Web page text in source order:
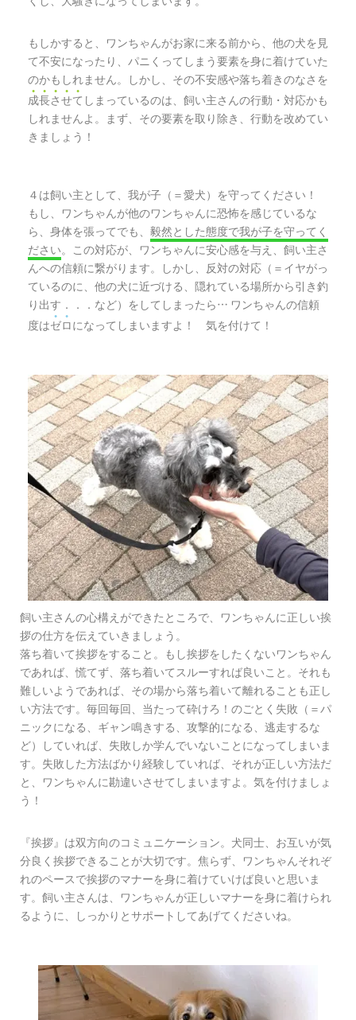
もしかすると、ワンちゃんがお家に来る前から、他の犬を見
て不安になったり、パニくってしまう要素を身に着けていた
のかもしれません。しかし、その不安感や落ち着きのなさを
成
●
長
●
さ
●
せ
●
て
●
しまっているのは、飼い主さんの行動・対応かも
しれませんよ。まず、その要素を取り除き、行動を改めてい
きましょう！
４は飼い主として、我が子（＝愛犬）を守ってください！
もし、ワンちゃんが他のワンちゃんに恐怖を感じているな
ら、身体を張ってでも、 毅然とした態度で我が子を守ってく
ださい。この対応が、ワンちゃんに安心感を与え、飼い主さ
んへの信頼に繋がります。しかし、反対の対応（＝イヤがっ
ているのに、他の犬に近づける、隠れている場所から引き釣
り出す．．．など）をしてしまったら … ワンちゃんの信頼
度はゼ
●
ロ
●
になってしまいますよ！ 気を付けて！
飼い主さんの心構えができたところで、ワンちゃんに正しい挨
拶の仕方を伝えていきましょう。
落ち着いて挨拶をすること。もし挨拶をしたくないワンちゃん
であれば、慌てず、落ち着いてスルーすれば良いこと。それも
難しいようであれば、その場から落ち着いて離れることも正し
い方法です。毎回毎回、当たって砕けろ！のごとく失敗（＝パ
ニックになる、ギャン鳴きする、攻撃的になる、逃走するな
ど）していれば、失敗しか学んでいないことになってしまいま
す。失敗した方法ばかり経験していれば、それが正しい方法だ
と、ワンちゃんに勘違いさせてしまいますよ。気を付けましょ
う！
『挨拶』は双方向のコミュニケーション。犬同士、お互いが気
分良く挨拶できることが大切です。焦らず、ワンちゃんそれぞ
れのペースで挨拶のマナーを身に着けていけば良いと思いま
す。飼い主さんは、ワンちゃんが正しいマナーを身に着けられ
るように、しっかりとサポートしてあげてくださいね。